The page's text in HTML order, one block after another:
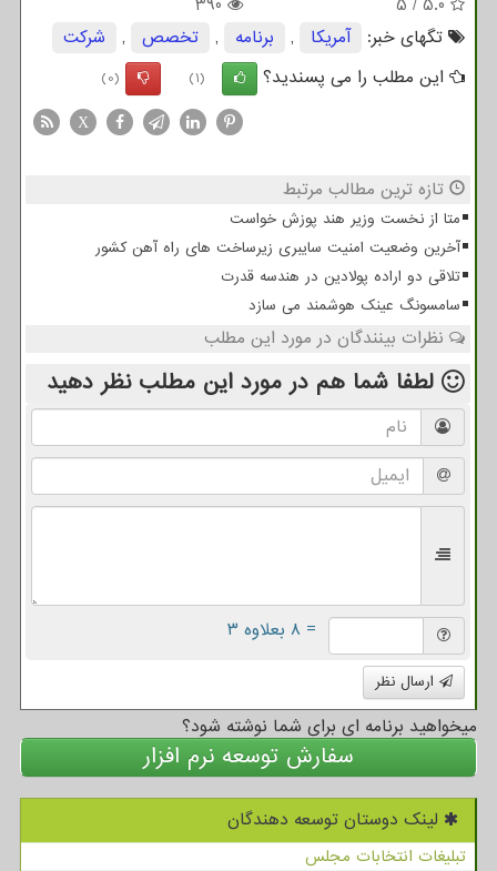
تگهای خبر:
آمریكا , برنامه , تخصص ,
شركت
این مطلب را می پسندید؟
(1)
(0)
X
تازه ترین مطالب مرتبط
متا از نخست وزیر هند پوزش خواست
آخرین وضعیت امنیت سایبری زیرساخت های راه آهن کشور
تلاقی دو اراده پولادین در هندسه قدرت
سامسونگ عینک هوشمند می سازد
نظرات بینندگان در مورد این مطلب
لطفا شما هم در مورد این مطلب نظر دهید
= ۸ بعلاوه ۳
ارسال نظر
میخواهید برنامه ای برای شما نوشته شود؟
سفارش توسعه نرم افزار
لینک دوستان توسعه دهندگان
تبلیغات انتخابات مجلس